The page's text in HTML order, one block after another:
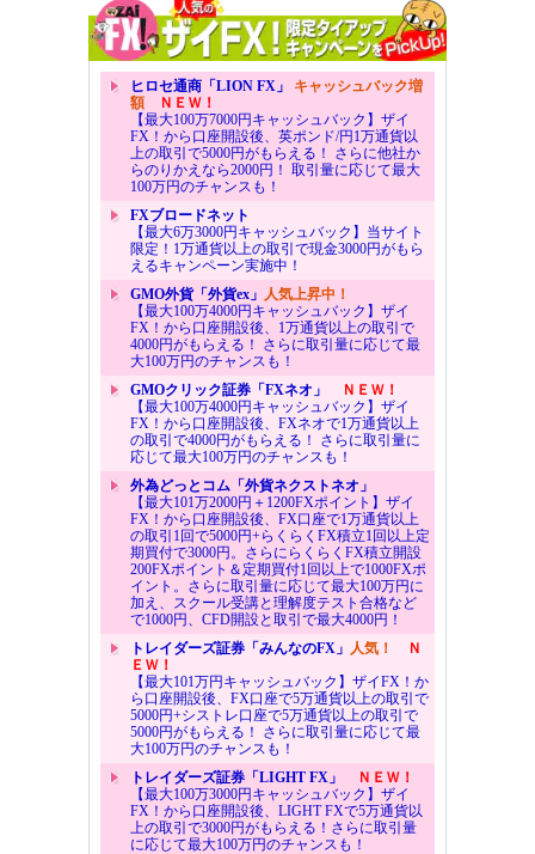
ヒロセ通商「LION FX」 キャッシュバック増
額ＮＥＷ！
【最大100万7000円キャッシュバック】ザイ
FX！から口座開設後、英ポンド/円1万通貨以
上の取引で5000円がもらえる！ さらに他社か
らのりかえなら2000円！ 取引量に応じて最大
100万円のチャンスも！
FXブロードネット
【最大6万3000円キャッシュバック】当サイト
限定！1万通貨以上の取引で現金3000円がもら
えるキャンペーン実施中！
GMO外貨「外貨ex」 人気上昇中！
【最大100万4000円キャッシュバック】ザイ
FX！から口座開設後、1万通貨以上の取引で
4000円がもらえる！ さらに取引量に応じて最
大100万円のチャンスも！
GMOクリック証券「FXネオ」
ＮＥＷ！
【最大100万4000円キャッシュバック】ザイ
FX！から口座開設後、FXネオで1万通貨以上
の取引で4000円がもらえる！ さらに取引量に
応じて最大100万円のチャンスも！
外為どっとコム「外貨ネクストネオ」
【最大101万2000円＋1200FXポイント】ザイ
FX！から口座開設後、FX口座で1万通貨以上
の取引1回で5000円+らくらくFX積立1回以上定
期買付で3000円。さらにらくらくFX積立開設
200FXポイント＆定期買付1回以上で1000FXポ
イント。さらに取引量に応じて最大100万円に
加え、スクール受講と理解度テスト合格など
で1000円、CFD開設と取引で最大4000円！
トレイダーズ証券「みんなのFX」 人気！
Ｎ
ＥＷ！
【最大101万円キャッシュバック】ザイFX！か
ら口座開設後、FX口座で5万通貨以上の取引で
5000円+シストレ口座で5万通貨以上の取引で
5000円がもらえる！ さらに取引量に応じて最
大100万円のチャンスも！
トレイダーズ証券「LIGHT FX」
ＮＥＷ！
【最大100万3000円キャッシュバック】ザイ
FX！から口座開設後、LIGHT FXで5万通貨以
上の取引で3000円がもらえる！さらに取引量
に応じて最大100万円のチャンスも！